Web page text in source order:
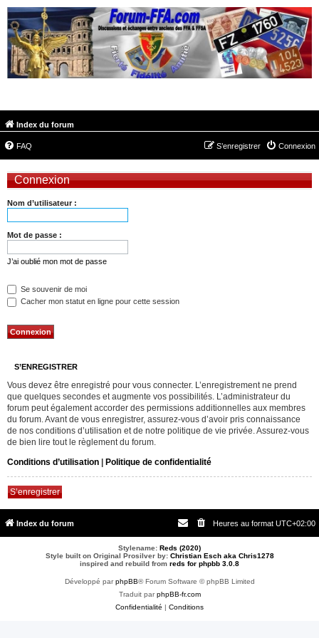
Index du forum
FAQ Connexion
S’enregistrer
Connexion
Nom d’utilisateur :
Mot de passe :
J’ai oublié mon mot de passe
Se souvenir de moi
Cacher mon statut en ligne pour cette session
S’ENREGISTRER
Vous devez être enregistré pour vous connecter. L’enregistrement ne prend
que quelques secondes et augmente vos possibilités. L’administrateur du
forum peut également accorder des permissions additionnelles aux membres
du forum. Avant de vous enregistrer, assurez-vous d’avoir pris connaissance
de nos conditions d’utilisation et de notre politique de vie privée. Assurez-vous
de bien lire tout le règlement du forum.
Conditions d’utilisation
Politique de confidentialité
S’enregistrer
Index du forum Heures au format UTC+02:00
Stylename: Reds (2020)
Style built on Original Prosilver by: Christian Esch aka Chris1278
inspired and rebuild from reds for phpbb 3.0.8
Développé parphpBB® Forum Software © phpBB Limited
Traduit parphpBB-fr.com
Confidentialité
Conditions